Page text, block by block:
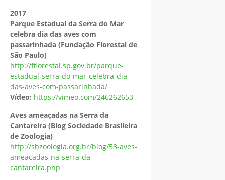
2017
Parque Estadual da Serra do Mar
celebra dia das aves com
passarinhada (Fundação Florestal de
São Paulo)
http://fflorestal.sp.gov.br/parque-
estadual-serra-do-mar-celebra-dia-
das-aves-com-passarinhada/
Vídeo: https://vimeo.com/246262653
Aves ameaçadas na Serra da
Cantareira (Blog Sociedade Brasileira
de Zoologia)
http://sbzoologia.org.br/blog/53-aves-
ameacadas-na-serra-da-
cantareira.php